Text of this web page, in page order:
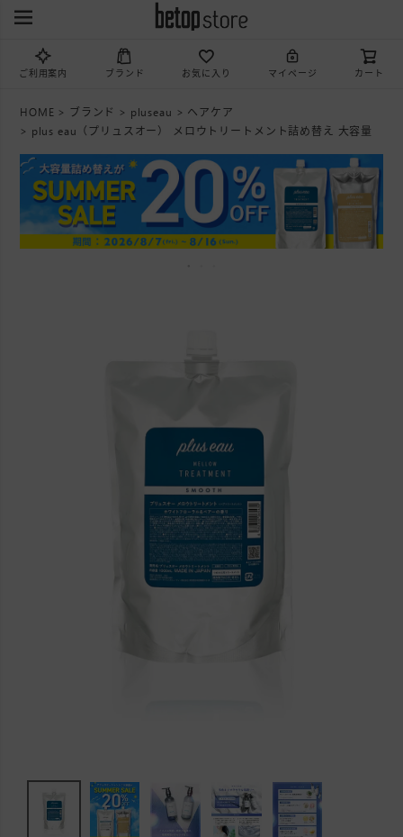
ご利用案内 ブランド お気に入り マイページ カート
HOME ブランド pluseau
ヘアケア
plus eau（プリュスオー） メロウトリートメント詰め替え 大容量